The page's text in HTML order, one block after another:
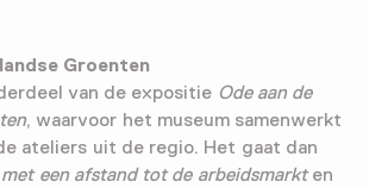
Groenten
van de expositie Ode aan de
, waarvoor het museum samenwerkt
ateliers uit de regio. Het gaat dan
met een afstand tot de arbeidsmarkten